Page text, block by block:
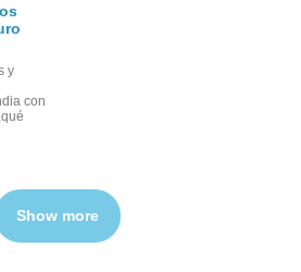
y
con
Show more